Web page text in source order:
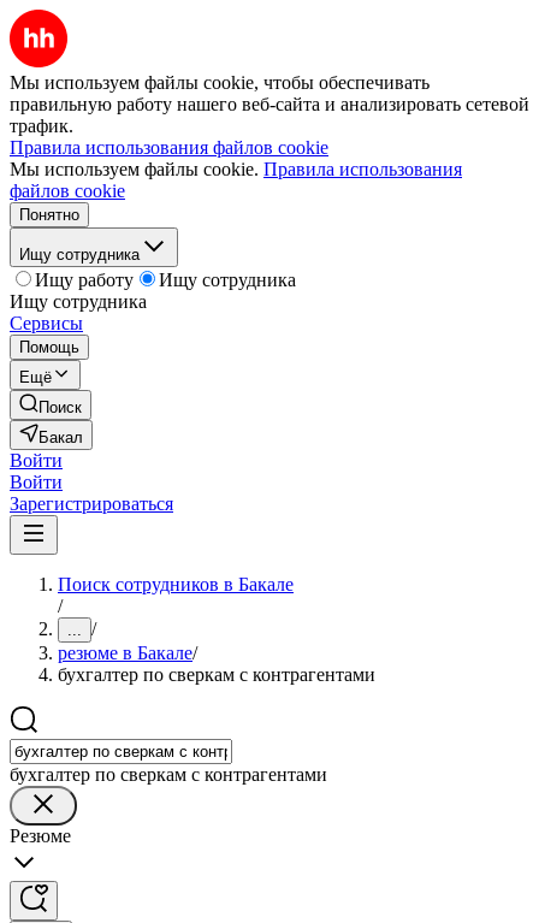
Мы используем файлы cookie, чтобы обеспечивать
правильную работу нашего веб-сайта и анализировать сетевой
трафик.
Правила использования файлов cookie
Мы используем файлы cookie. Правила использования
файлов cookie
Понятно
Ищу сотрудника
Ищу работу
Ищу сотрудника
Ищу сотрудника
Сервисы
Помощь
Ещё
Поиск
Бакал
Войти
Войти
Зарегистрироваться
Поиск сотрудников в Бакале
/
... /
резюме в Бакале/
бухгалтер по сверкам с контрагентами
бухгалтер по сверкам с контрагентами
Резюме